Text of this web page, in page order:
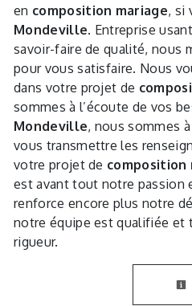
en composition mariage, si
Mondeville. Entreprise
savoir-faire de qualité, nous
pour vous satisfaire. Nous
dans votre projet de
sommes à l’écoute de vos
Mondeville, nous sommes
vous transmettre les
votre projet de composition
est avant tout notre passion
renforce encore plus notre
notre équipe est qualifiée et
rigueur.